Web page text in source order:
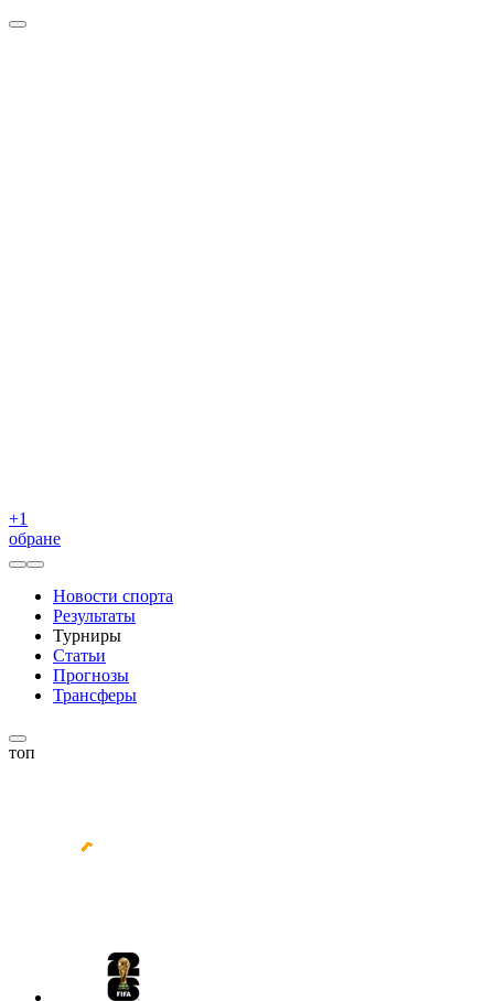
+1
обране
Новости спорта
Результаты
Турниры
Статьи
Прогнозы
Трансферы
топ